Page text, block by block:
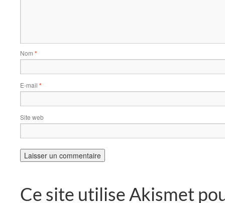
Nom *
E-mail *
Site web
Ce site utilise Akismet